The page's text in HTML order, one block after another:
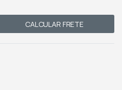
CALCULAR FRETE